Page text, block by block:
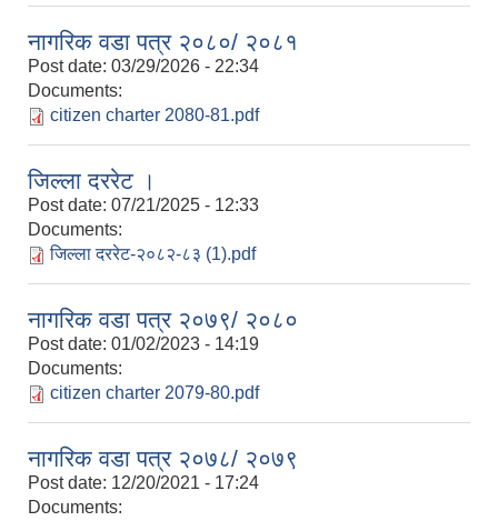
नागरिक वडा पत्र २०८०/ २०८१
Post date: 03/29/2026 - 22:34
Documents:
citizen charter 2080-81.pdf
जिल्ला दररेट ।
Post date: 07/21/2025 - 12:33
Documents:
जिल्ला दररेट-२०८२-८३ (1).pdf
नागरिक वडा पत्र २०७९/ २०८०
Post date: 01/02/2023 - 14:19
Documents:
citizen charter 2079-80.pdf
नागरिक वडा पत्र २०७८/ २०७९
Post date: 12/20/2021 - 17:24
Documents: